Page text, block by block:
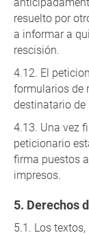
resuelto por
a informar a
rescisión.
El
formularios de
destinatario de
Una vez
peticionario
firma puestos
impresos.
Derechos
Los